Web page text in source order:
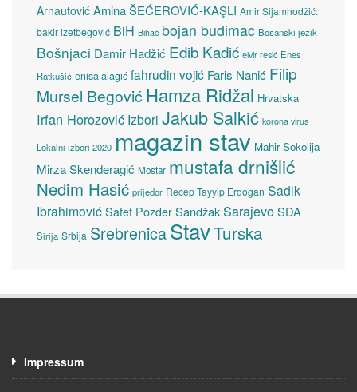
Arnautović Amina ŠEĆEROVIĆ-KAŞLI Amir Sijamhodžić.
bakir izetbegović BiH Bihać bojan budimac Bosanski jezik
Bošnjaci Damir Hadžić Edib Kadić elvir resić Enes
Ratkušić enisa alagić fahrudin vojić Faris Nanić Filip
Mursel Begović Hamza Ridžal Hrvatska
Irfan Horozović Izbori Jakub Salkić korona virus
Lokalni izbori 2020 magazin stav Mahir Sokolija
Mirza Skenderagić Mostar mustafa drnišlić
Nedim Hasić prijedor Recep Tayyip Erdogan Sadik
Ibrahimović Safet Pozder SandžakSarajevoSDA
Sirija Srbija SrebrenicaStavTurska
Impressum